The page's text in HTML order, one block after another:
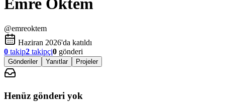
Emre Öktem
@emreoktem
Haziran 2026'da katıldı
0 takip2 takipçi0 gönderi
Gönderiler Yanıtlar Projeler
Henüz gönderi yok